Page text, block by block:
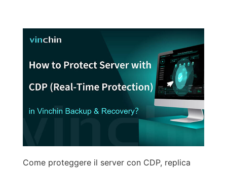
Come proteggere il server con CDP, replica